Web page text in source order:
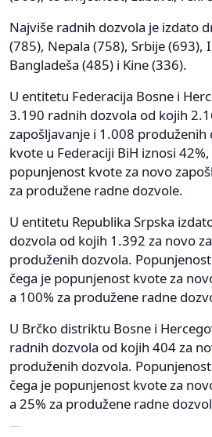
Najviše radnih dozvola je izdato
(785), Nepala (758), Srbije (693),
Bangladeša (485) i Kine (336).
U entitetu Federacija Bosne i
3.190 radnih dozvola od kojih
zapošljavanje i 1.008
kvote u Federaciji BiH iznosi
popunjenost kvote za novo
za produžene radne dozvole.
U entitetu Republika Srpska
dozvola od kojih 1.392 za novo
produženih dozvola.
čega je popunjenost kvote za
a 100% za produžene radne
U Brčko distriktu Bosne i
radnih dozvola od kojih 404 za
produženih dozvola.
čega je popunjenost kvote za
a 25% za produžene radne